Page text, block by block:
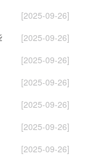
[2025-09-26]
[2025-09-26]
[2025-09-26]
[2025-09-26]
[2025-09-26]
[2025-09-26]
[2025-09-26]